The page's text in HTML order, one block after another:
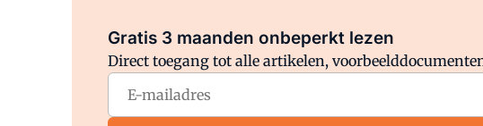
Gratis 3 maanden onbeperkt lezen
Direct toegang tot alle artikelen,